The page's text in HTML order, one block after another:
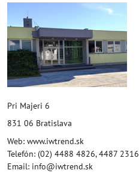
Pri Majeri 6
831 06 Bratislava
Web: www.iwtrend.sk
Telefón: (02) 4488 4826, 4487 2316
Email: info@iwtrend.sk